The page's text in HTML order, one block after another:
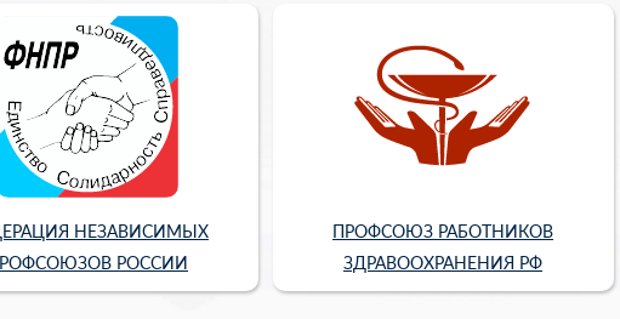
НЕЗАВИСИМЫХ
РОССИИ
ПРОФСОЮЗ РАБОТНИКОВ
ЗДРАВООХРАНЕНИЯ РФ